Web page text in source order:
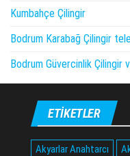
Kumbahçe Çilingir
Bodrum Karabağ Çilingir
Bodrum Güvercinlik Çilingir
ETIKETLER
Akyarlar Anahtarcı